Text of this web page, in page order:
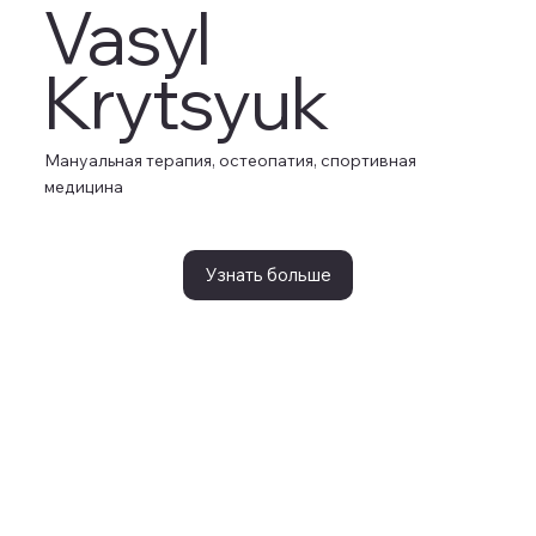
Vasyl
Krytsyuk
Мануальная терапия, остеопатия, спортивная
медицина
Узнать больше